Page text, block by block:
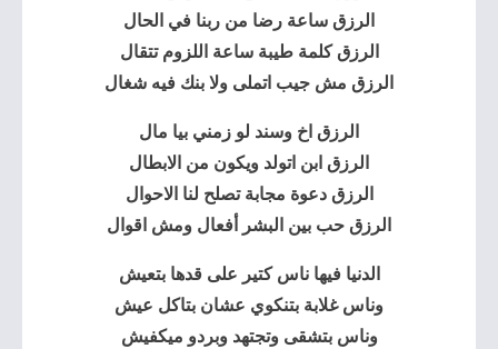
الرزق ساعة رضا من ربنا في الحال
الرزق كلمة طيبة ساعة اللزوم تتقال
الرزق مش جيب اتملى ولا بنك فيه شغال
الرزق اخ وسند لو زمني بيا مال
الرزق ابن اتولد ويكون من الابطال
الرزق دعوة مجابة تصلح لنا الاحوال
الرزق حب بين البشر أفعال ومش اقوال
الدنيا فيها ناس كتير على قدها بتعيش
وناس غلابة بتنكوي عشان بتاكل عيش
وناس بتشقى وتجتهد وبردو ميكفيش